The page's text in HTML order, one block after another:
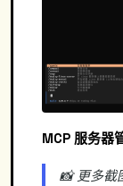
MCP 服务器
📸 更多截